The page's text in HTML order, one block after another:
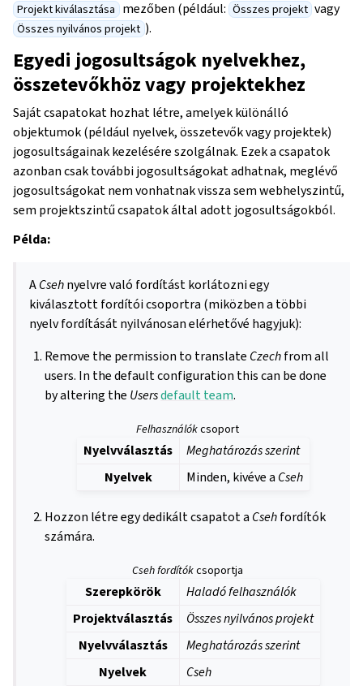
Projekt kiválasztása mezőben (például: Összes projekt vagy
Összes nyilvános projekt ).
Egyedi jogosultságok nyelvekhez,
összetevőkhöz vagy projektekhez
Saját csapatokat hozhat létre, amelyek különálló
objektumok (például nyelvek, összetevők vagy projektek)
jogosultságainak kezelésére szolgálnak. Ezek a csapatok
azonban csak további jogosultságokat adhatnak, meglévő
jogosultságokat nem vonhatnak vissza sem webhelyszintű,
sem projektszintű csapatok által adott jogosultságokból.
Példa:
ACsehnyelvre való fordítást korlátozni egy
kiválasztott fordítói csoportra (miközben a többi
nyelv fordítását nyilvánosan elérhetővé hagyjuk):
Remove the permission to translate Czechfrom all
users. In the default configuration this can be done
by altering the Usersdefault team.
Felhasználókcsoport
Nyelvválasztás
Meghatározás szerint
Nyelvek
Minden, kivéve a Cseh
Hozzon létre egy dedikált csapatot a Csehfordítók
számára.
Cseh fordítókcsoportja
Szerepkörök
Haladó felhasználók
Projektválasztás
Összes nyilvános projekt
Nyelvválasztás
Meghatározás szerint
Nyelvek
Cseh